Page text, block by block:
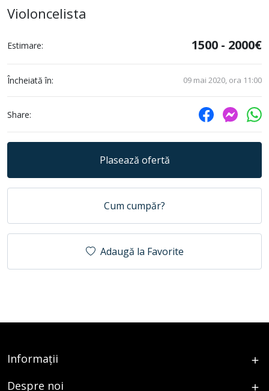
Violoncelista
Estimare: 1500 - 2000€
Încheiată în: 09 mai 2020, ora 11:00
Share:
Plasează ofertă
Cum cumpăr?
Adaugă la Favorite
Informații
Despre noi